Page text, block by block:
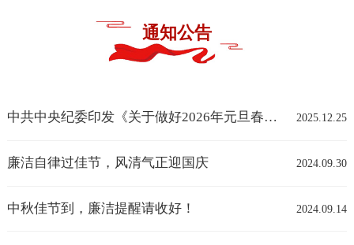
通知公告
中共中央纪委印发《关于做好2026年元旦春节期间正风肃纪工作的通知》 2025.12.25
廉洁自律过佳节，风清气正迎国庆 2024.09.30
中秋佳节到，廉洁提醒请收好！ 2024.09.14